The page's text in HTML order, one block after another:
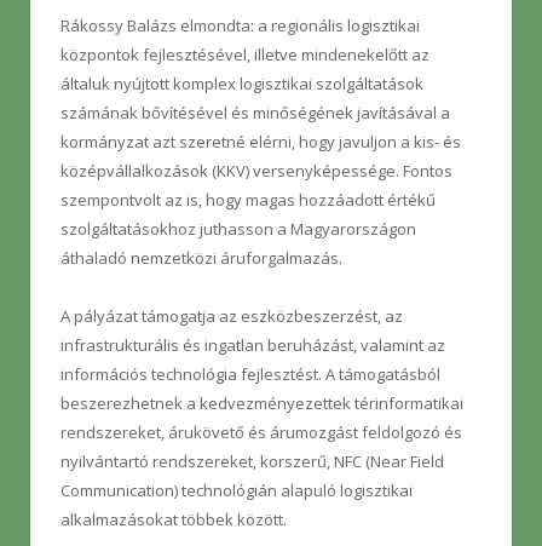
Rákossy Balázs elmondta: a regionális logisztikai
központok fejlesztésével, illetve mindenekelőtt az
általuk nyújtott komplex logisztikai szolgáltatások
számának bővítésével és minőségének javításával a
kormányzat azt szeretné elérni, hogy javuljon a kis- és
középvállalkozások (KKV) versenyképessége. Fontos
szempontvolt az is, hogy magas hozzáadott értékű
szolgáltatásokhoz juthasson a Magyarországon
áthaladó nemzetközi áruforgalmazás.
A pályázat támogatja az eszközbeszerzést, az
infrastrukturális és ingatlan beruházást, valamint az
információs technológia fejlesztést. A támogatásból
beszerezhetnek a kedvezményezettek térinformatikai
rendszereket, árukövető és árumozgást feldolgozó és
nyilvántartó rendszereket, korszerű, NFC (Near Field
Communication) technológián alapuló logisztikai
alkalmazásokat többek között.